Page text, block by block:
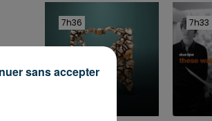
7h36
7h36 7h33
7h33
sans accepter